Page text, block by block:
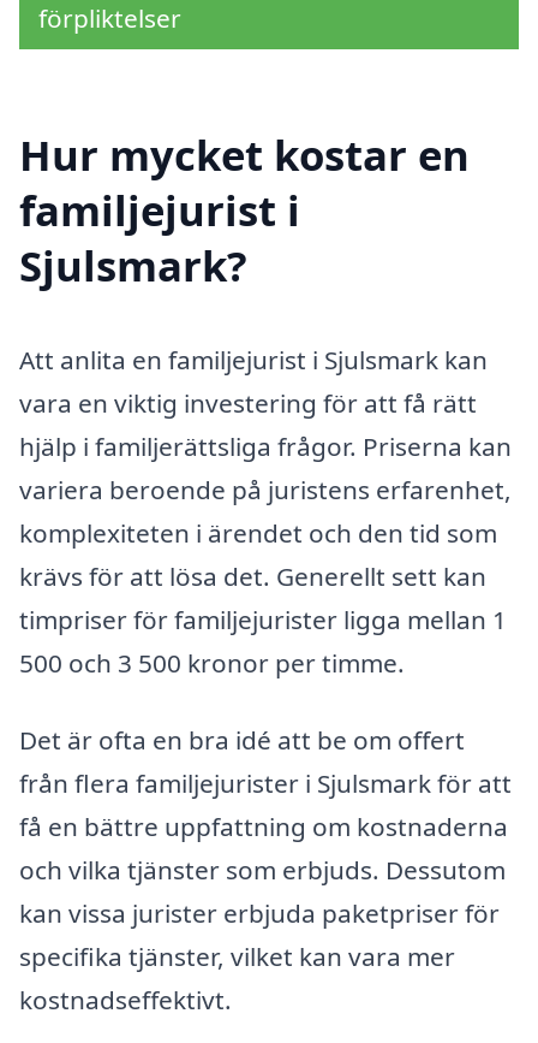
förpliktelser
Hur mycket kostar en
familjejurist i
Sjulsmark?
Att anlita en familjejurist i Sjulsmark kan
vara en viktig investering för att få rätt
hjälp i familjerättsliga frågor. Priserna kan
variera beroende på juristens erfarenhet,
komplexiteten i ärendet och den tid som
krävs för att lösa det. Generellt sett kan
timpriser för familjejurister ligga mellan 1
500 och 3 500 kronor per timme.
Det är ofta en bra idé att be om offert
från flera familjejurister i Sjulsmark för att
få en bättre uppfattning om kostnaderna
och vilka tjänster som erbjuds. Dessutom
kan vissa jurister erbjuda paketpriser för
specifika tjänster, vilket kan vara mer
kostnadseffektivt.